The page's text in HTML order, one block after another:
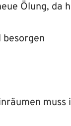
Ölung, da
besorgen
muss